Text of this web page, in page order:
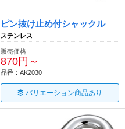
ピン抜け止め付シャックル
ステンレス
販売価格
870円～
品番：AK2030
バリエーション商品あり